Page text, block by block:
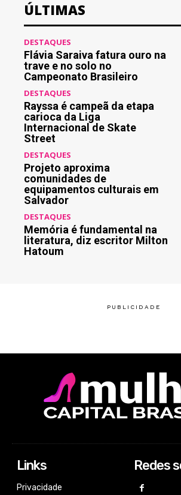
ÚLTIMAS
DESTAQUES
Flávia Saraiva fatura ouro na
trave e no solo no
Campeonato Brasileiro
DESTAQUES
Rayssa é campeã da etapa
carioca da Liga
Internacional de Skate
Street
DESTAQUES
Projeto aproxima
comunidades de
equipamentos culturais em
Salvador
DESTAQUES
Memória é fundamental na
literatura, diz escritor Milton
Hatoum
Links
Privacidade
Redes